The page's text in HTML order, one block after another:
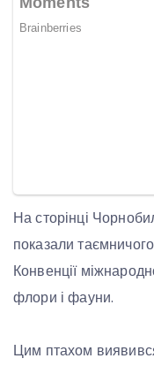
На сторінці
показали
Конвенції
флори і фауни.
Цим птахом